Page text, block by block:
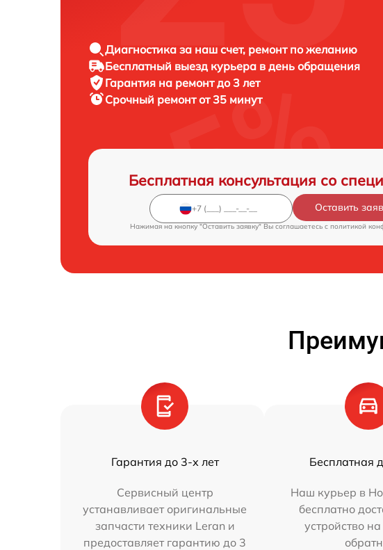
Диагностика за наш счет, ремонт по желанию
Бесплатный выезд курьера в день обращения
Гарантия на ремонт до 3 лет
Срочный ремонт от 35 минут
Бесплатная консультация со
Оставить
Нажимая на кнопку "Оставить заявку" Вы соглашаетесь c политикой
Гарантия до 3-х лет
Сервисный центр
устанавливает оригинальные
запчасти техники Leran и
предоставляет гарантию до 3
Бесплатная
Наш курьер в
бесплатно
устройство